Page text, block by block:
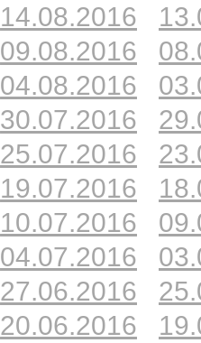
14.08.2016
09.08.2016
04.08.2016
30.07.2016
25.07.2016
19.07.2016
10.07.2016
04.07.2016
27.06.2016
20.06.2016